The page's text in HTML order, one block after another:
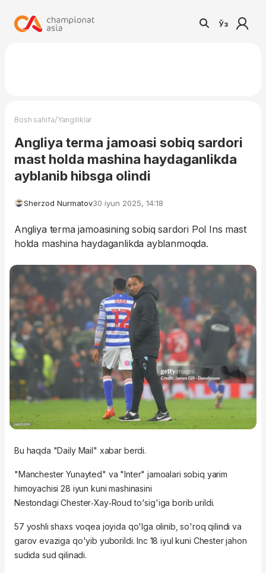
Ўз
Bosh sahifa/Yangiliklar
Angliya terma jamoasi sobiq sardori
mast holda mashina haydaganlikda
ayblanib hibsga olindi
Sherzod Nurmatov30 iyun 2025, 14:18
Angliya terma jamoasining sobiq sardori Pol Ins mast
holda mashina haydaganlikda ayblanmoqda.
Bu haqda "Daily Mail" xabar berdi.
"Manchester Yunayted" va "Inter" jamoalari sobiq yarim
himoyachisi 28 iyun kuni mashinasini
NestondagiChester‑Xay‑Roudto'sig'iga borib urildi.
57 yoshli shaxs voqea joyida qo'lga olinib, so'roq qilindi va
garov evaziga qo'yib yuborildi. Inc 18 iyul kuni Chester jahon
sudida sud qilinadi.